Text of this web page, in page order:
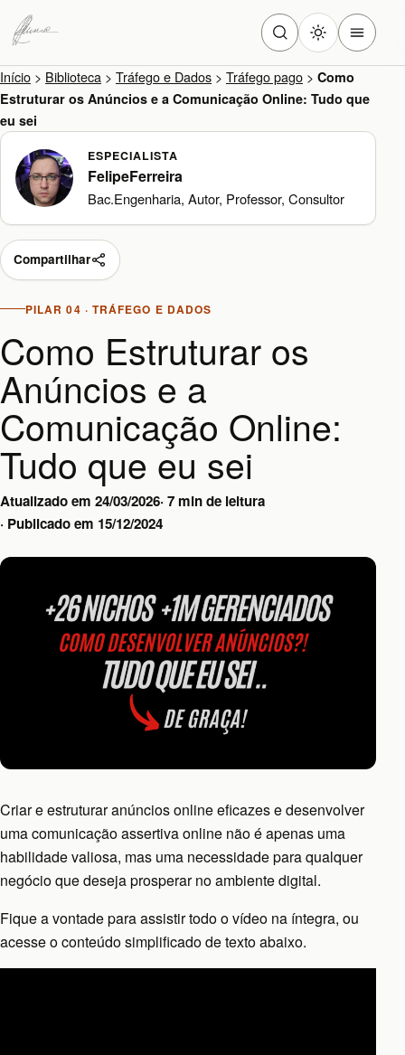
Início > Biblioteca > Tráfego e Dados > Tráfego pago > Como
Estruturar os Anúncios e a Comunicação Online: Tudo que
eu sei
ESPECIALISTA
FelipeFerreira
Bac.Engenharia, Autor, Professor, Consultor
Compartilhar
PILAR 04 · TRÁFEGO E DADOS
Como Estruturar os
Anúncios e a
Comunicação Online:
Tudo que eu sei
Atualizado em 24/03/2026· 7 min de leitura
· Publicado em 15/12/2024
Criar e estruturar anúncios online eficazes e desenvolver
uma comunicação assertiva online não é apenas uma
habilidade valiosa, mas uma necessidade para qualquer
negócio que deseja prosperar no ambiente digital.
Fique a vontade para assistir todo o vídeo na íntegra, ou
acesse o conteúdo simplificado de texto abaixo.